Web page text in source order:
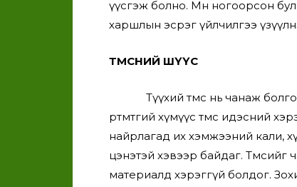
үүсгэж болно. Мөн ногоорсон
харшлын эсрэг үйлчилгээ
ТӨМСНИЙ ШҮҮС
Түүхий төмс нь чанаж
өртөмтгий хүмүүс төмс идэсний
найрлагад их хэмжээний кали,
цэнэтэй хэвээр байдаг. Төмсийг
материалд хэрэггүй болдог.